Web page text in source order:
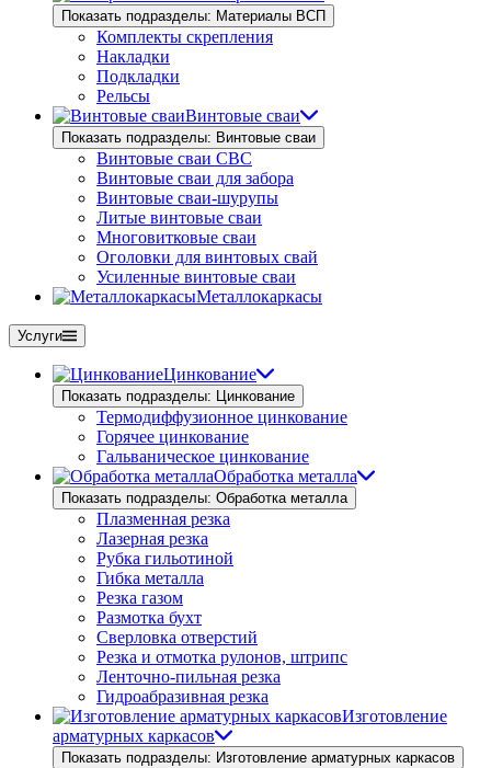
Показать подразделы: Материалы ВСП
Комплекты скрепления
Накладки
Подкладки
Рельсы
Винтовые сваи
Показать подразделы: Винтовые сваи
Винтовые сваи СВС
Винтовые сваи для забора
Винтовые сваи-шурупы
Литые винтовые сваи
Многовитковые сваи
Оголовки для винтовых свай
Усиленные винтовые сваи
Металлокаркасы
Услуги
Цинкование
Показать подразделы: Цинкование
Термодиффузионное цинкование
Горячее цинкование
Гальваническое цинкование
Обработка металла
Показать подразделы: Обработка металла
Плазменная резка
Лазерная резка
Рубка гильотиной
Гибка металла
Резка газом
Размотка бухт
Сверловка отверстий
Резка и отмотка рулонов, штрипс
Ленточно-пильная резка
Гидроабразивная резка
Изготовление
арматурных каркасов
Показать подразделы: Изготовление арматурных каркасов